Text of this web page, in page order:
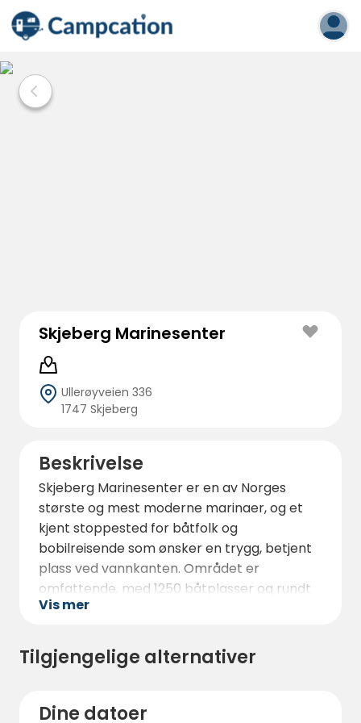
Skjeberg Marinesenter
Ullerøyveien 336
1747 Skjeberg
Beskrivelse
Skjeberg Marinesenter er en av Norges
største og mest moderne marinaer, og et
kjent stoppested for båtfolk og
bobilreisende som ønsker en trygg, betjent
plass ved vannkanten. Området er
omfattende, med 1250 båtplasser og rundt
800 oppbevaringsplasser, noe som gjør det
en tradisjonell campingplass.
Vis mer
Tilgjengelige alternativer
Dine datoer